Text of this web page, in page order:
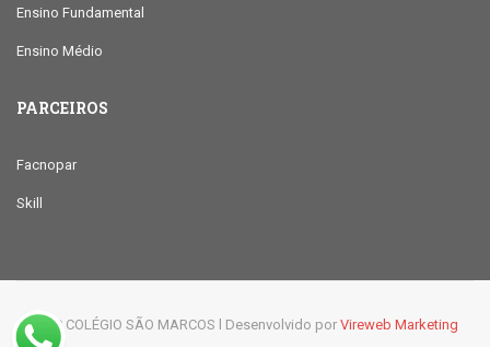
Ensino Fundamental
Ensino Médio
PARCEIROS
Facnopar
Skill
© 2019 COLÉGIO SÃO MARCOS l Desenvolvido por Vireweb Marketing